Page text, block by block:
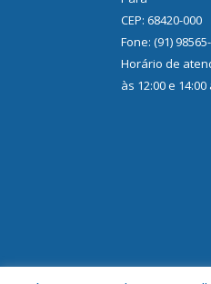
CEP: 68420-000
Fone: (91)
Horário de
às 12:00 e 14:00